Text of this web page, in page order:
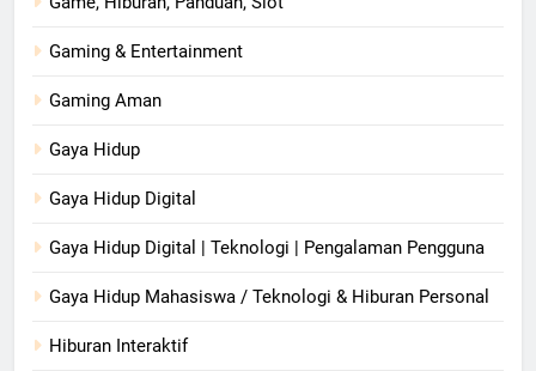
Gaming & Entertainment
Gaming Aman
Gaya Hidup
Gaya Hidup Digital
Gaya Hidup Digital | Teknologi | Pengalaman Pengguna
Gaya Hidup Mahasiswa / Teknologi & Hiburan Personal
Hiburan Interaktif